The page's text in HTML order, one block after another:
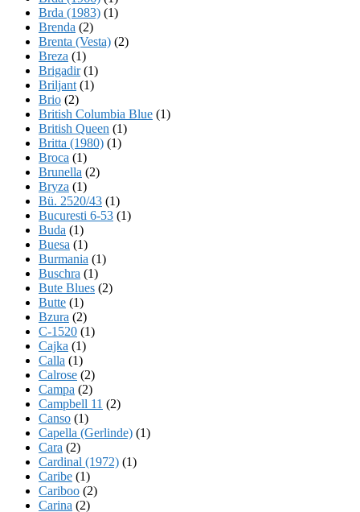
Brda (1983) (1)
Brenda (2)
Brenta (Vesta) (2)
Breza (1)
Brigadir(1)
Briljant (1)
Brio (2)
British Columbia Blue (1)
British Queen (1)
Britta (1980) (1)
Broca (1)
Brunella (2)
Bryza (1)
Bü. 2520/43 (1)
Bucuresti 6-53 (1)
Buda (1)
Buesa (1)
Burmania (1)
Buschra (1)
Bute Blues (2)
Butte (1)
Bzura (2)
C-1520 (1)
Cajka (1)
Calla (1)
Calrose (2)
Campa (2)
Campbell 11 (2)
Canso (1)
Capella (Gerlinde) (1)
Cara (2)
Cardinal (1972) (1)
Caribe (1)
Cariboo (2)
Carina (2)